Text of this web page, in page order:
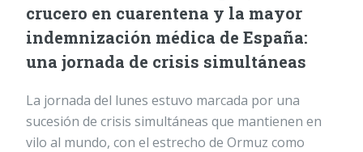
crucero en cuarentena y la mayor
indemnización médica de España:
una jornada de crisis simultáneas
La jornada del lunes estuvo marcada por una
sucesión de crisis simultáneas que mantienen en
vilo al mundo, con el estrecho de Ormuz como